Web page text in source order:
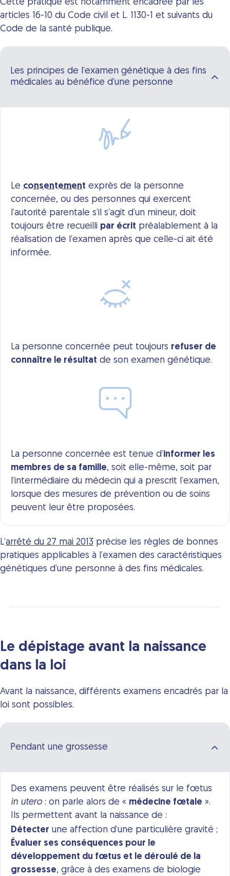
Cette pratique est notamment encadrée par les
articles 16-10 du Code civil et L. 1130-1 et suivants du
Code de la santé publique.
Les principes de l’examen génétique à des fins
médicales au bénéfice d’une personne
Le consentement exprès de la personne
concernée, ou des personnes qui exercent
l’autorité parentale s’il s’agit d’un mineur, doit
toujours être recueilli par écrit préalablement à la
réalisation de l’examen après que celle-ci ait été
informée.
La personne concernée peut toujours refuser de
connaître le résultat de son examen génétique.
La personne concernée est tenue d’informer les
membres de sa famille, soit elle-même, soit par
l’intermédiaire du médecin qui a prescrit l’examen,
lorsque des mesures de prévention ou de soins
peuvent leur être proposées.
L’arrêté du 27 mai 2013 précise les règles de bonnes
pratiques applicables à l’examen des caractéristiques
génétiques d’une personne à des fins médicales.
Le dépistage avant la naissance
dans la loi
Avant la naissance, différents examens encadrés par la
loi sont possibles.
Pendant une grossesse
Des examens peuvent être réalisés sur le fœtus
in utero: on parle alors de « médecine fœtale ».
Ils permettent avant la naissance de :
Détecter une affection d’une particulière gravité ;
Évaluer ses conséquences pour le
développement du fœtus et le déroulé de la
grossesse, grâce à des examens de biologie